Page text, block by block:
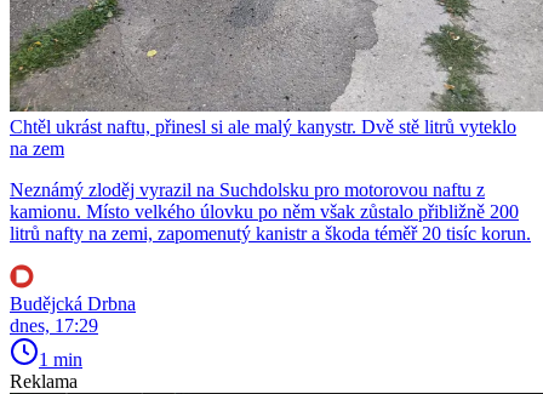
Chtěl ukrást naftu, přinesl si ale malý kanystr. Dvě stě litrů vyteklo
na zem
Neznámý zloděj vyrazil na Suchdolsku pro motorovou naftu z
kamionu. Místo velkého úlovku po něm však zůstalo přibližně 200
litrů nafty na zemi, zapomenutý kanistr a škoda téměř 20 tisíc korun.
Budějcká Drbna
dnes, 17:29
1 min
Reklama